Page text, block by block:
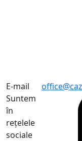
E-mail
Suntem
în
rețelele
sociale